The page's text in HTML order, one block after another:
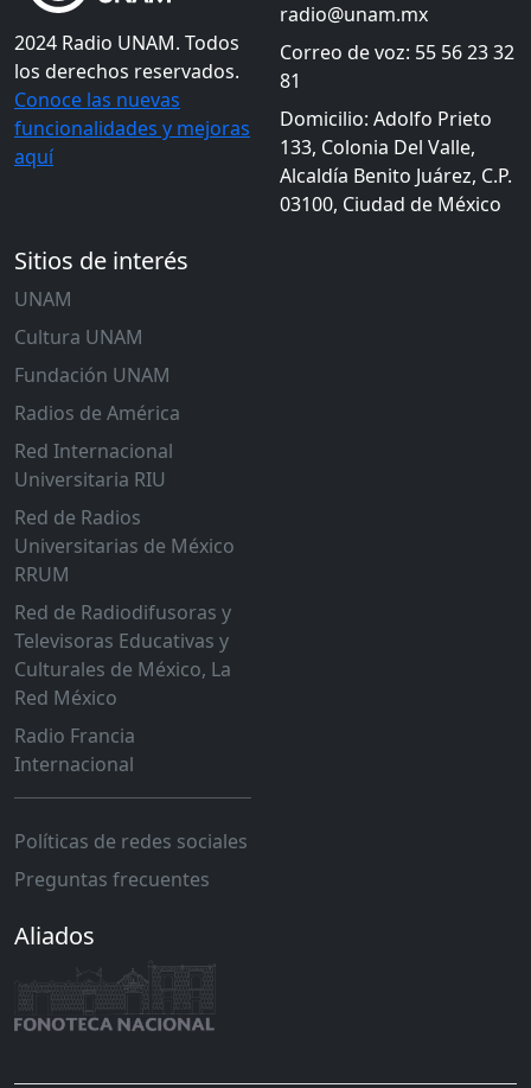
2024 Radio UNAM. Todos
los derechos reservados.
Conoce las nuevas
funcionalidades y mejoras
aquí
radio@unam.mx
Correo de voz: 55 56 23 32
81
Domicilio: Adolfo Prieto
133, Colonia Del Valle,
Alcaldía Benito Juárez, C.P.
03100, Ciudad de México
Sitios de interés
UNAM
Cultura UNAM
Fundación UNAM
Radios de América
Red Internacional
Universitaria RIU
Red de Radios
Universitarias de México
RRUM
Red de Radiodifusoras y
Televisoras Educativas y
Culturales de México, La
Red México
Radio Francia
Internacional
Políticas de redes sociales
Preguntas frecuentes
Aliados